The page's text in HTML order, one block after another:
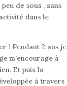
de sous , sans
dans le
! Pendant 2 ans je
m’encourage à
Et puis la
à travers